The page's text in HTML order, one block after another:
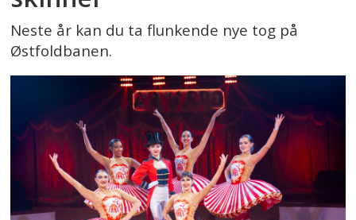
Neste år kan du ta flunkende nye tog på
Østfoldbanen.